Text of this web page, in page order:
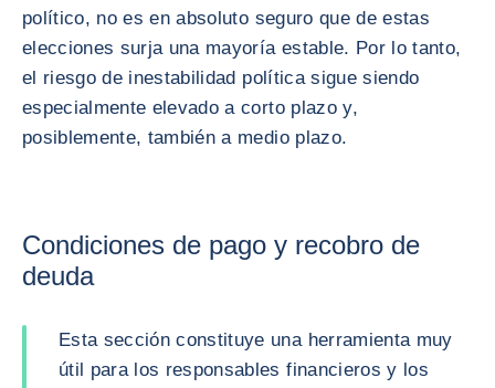
político, no es en absoluto seguro que de estas
elecciones surja una mayoría estable. Por lo tanto,
el riesgo de inestabilidad política sigue siendo
especialmente elevado a corto plazo y,
posiblemente, también a medio plazo.
Condiciones de pago y recobro de
deuda
Esta sección constituye una herramienta muy
útil para los responsables financieros y los